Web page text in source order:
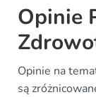
Opinie
Opinie na
są